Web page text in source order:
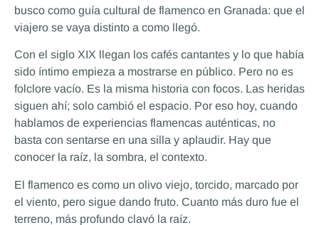
busco como guía cultural de flamenco en Granada: que el
viajero se vaya distinto a como llegó.
Con el siglo XIX llegan los cafés cantantes y lo que había
sido íntimo empieza a mostrarse en público. Pero no es
folclore vacío. Es la misma historia con focos. Las heridas
siguen ahí; solo cambió el espacio. Por eso hoy, cuando
hablamos de experiencias flamencas auténticas, no
basta con sentarse en una silla y aplaudir. Hay que
conocer la raíz, la sombra, el contexto.
El flamenco es como un olivo viejo, torcido, marcado por
el viento, pero sigue dando fruto. Cuanto más duro fue el
terreno, más profundo clavó la raíz.